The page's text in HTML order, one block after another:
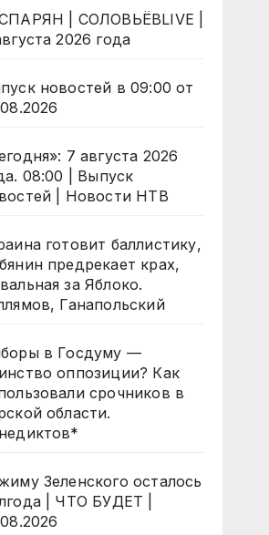
| СОЛОВЬЁВLIVE |
2026 года
новостей в 09:00 от
7 августа 2026
08:00 | Выпуск
| Новости НТВ
готовит баллистику,
предрекает крах,
за Яблоко.
Ганапольский
в Госдуму —
оппозиции? Как
срочников в
области.
Зеленского осталось
| ЧТО БУДЕТ |